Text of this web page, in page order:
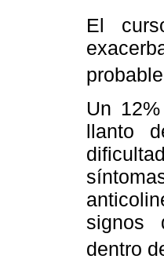
El
Un
llanto
signos
dentro